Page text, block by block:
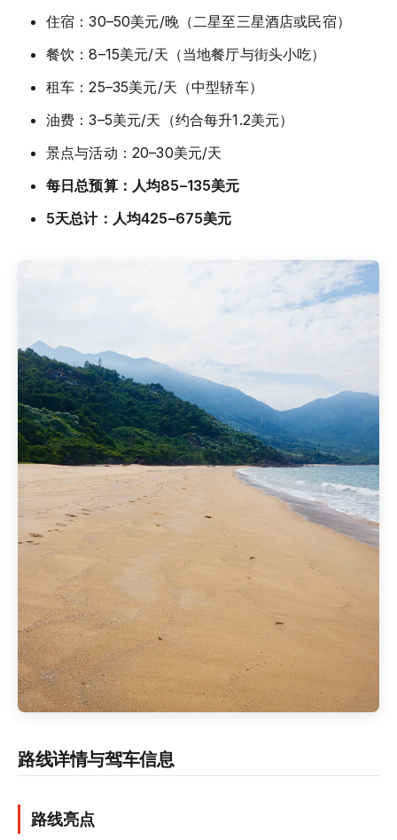
住宿：30–50美元/晚（二星至三星酒店或民宿）
餐饮：8–15美元/天（当地餐厅与街头小吃）
租车：25–35美元/天（中型轿车）
油费：3–5美元/天（约合每升1.2美元）
景点与活动：20–30美元/天
每日总预算：人均85–135美元
5天总计：人均425–675美元
路线详情与驾车信息
路线亮点